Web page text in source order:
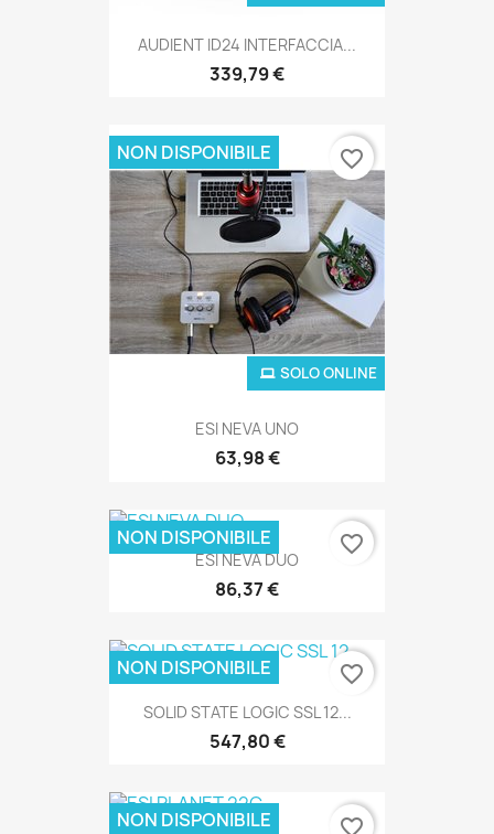
AUDIENT ID24 INTERFACCIA...
339,79 €
ESI NEVA UNO
63,98 €
SOLO ONLINE
NON DISPONIBILE favorite_border
ESI NEVA DUO
86,37 €
NON DISPONIBILE favorite_border
SOLID STATE LOGIC SSL 12...
547,80 €
NON DISPONIBILE favorite_border
NON DISPONIBILE favorite_border